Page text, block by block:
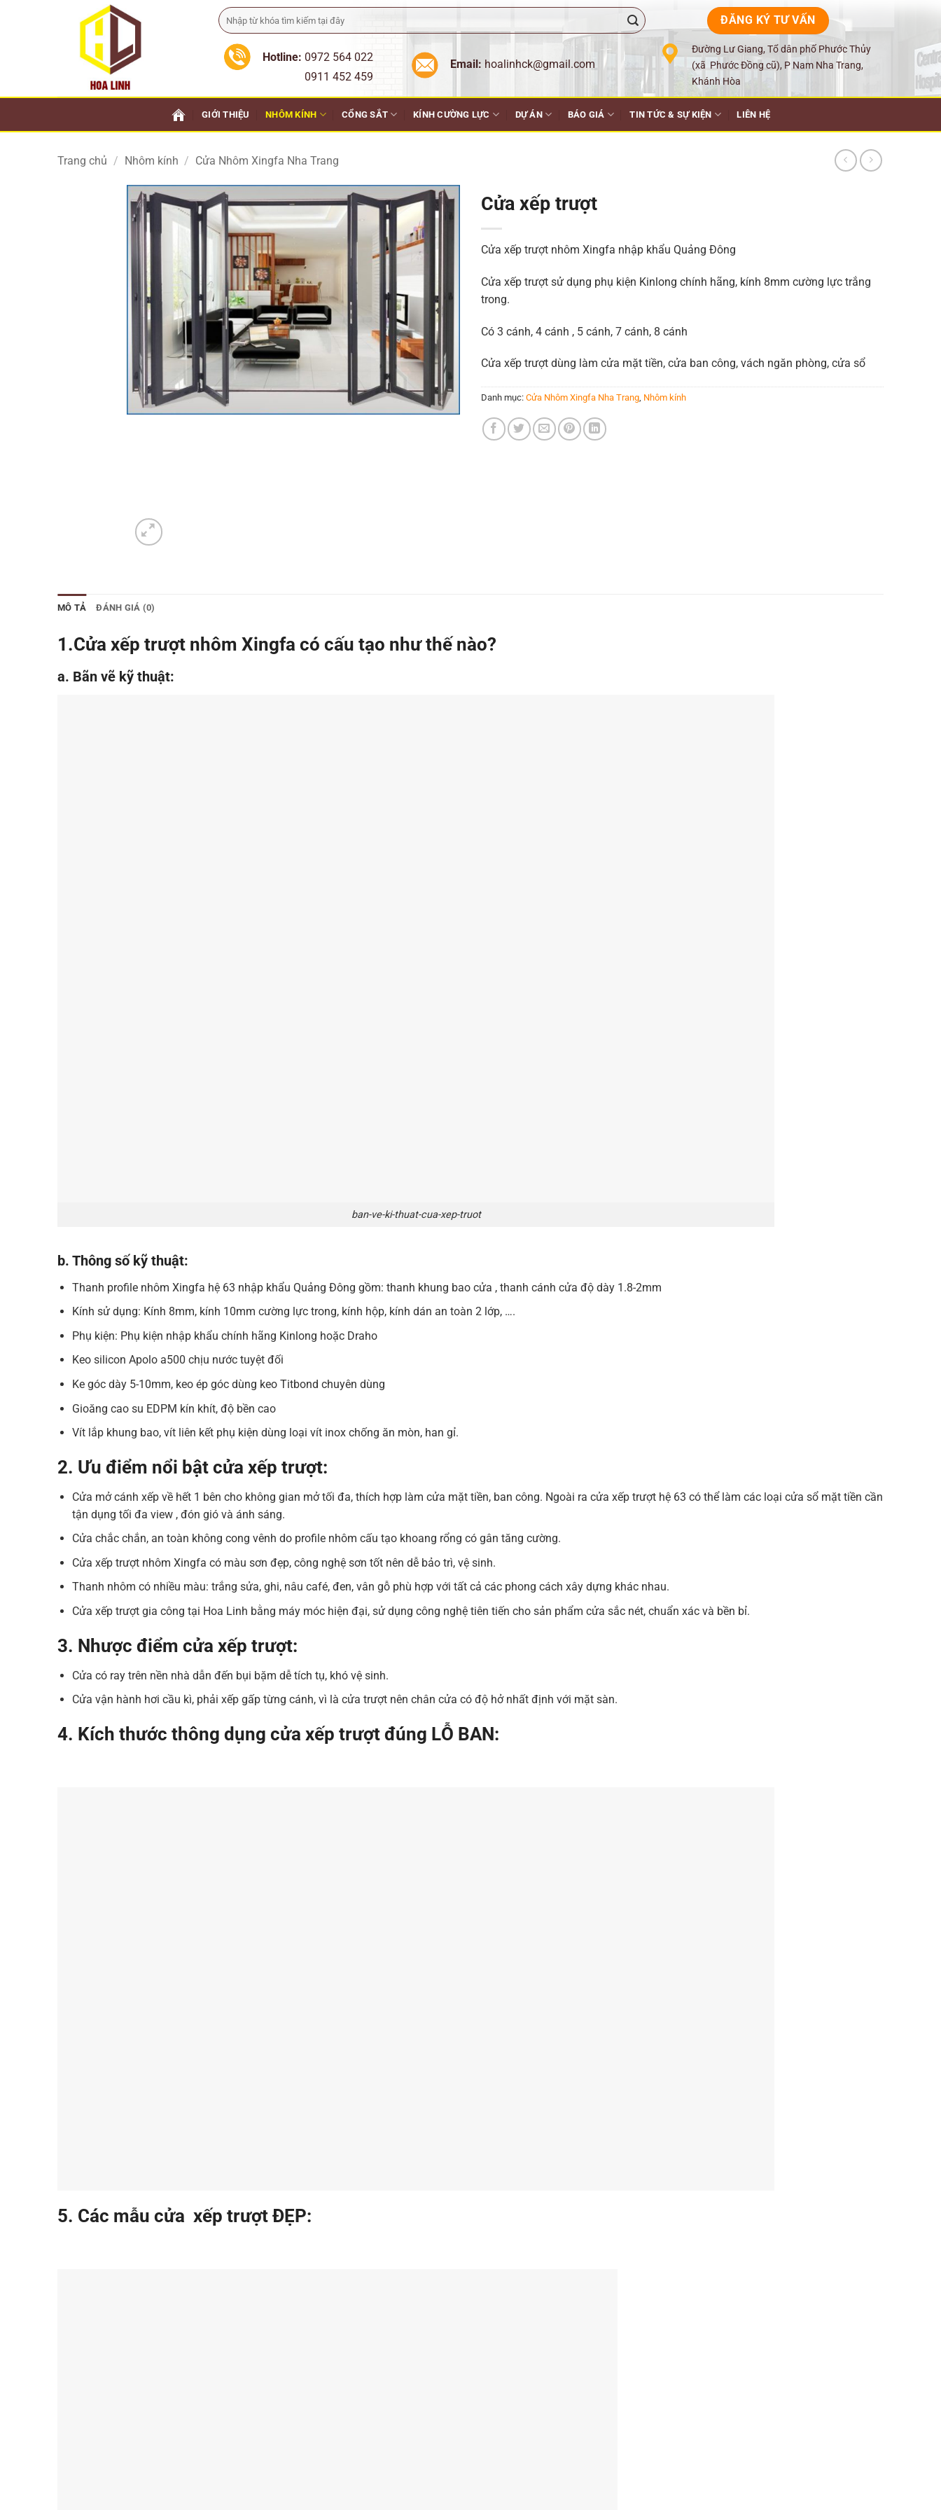
Tìm
kiếm:
Hotline: 0972 564 022
0911 452 459
Email: hoalinhck@gmail.com
ĐĂNG KÝ TƯ VẤN
Đường Lư Giang, Tổ dân phố Phước Thủy
(xã Phước Đồng cũ), P Nam Nha Trang,
Khánh Hòa
GIỚI THIỆU NHÔM KÍNH CỔNG SẮT KÍNH CƯỜNG LỰC DỰ ÁN BÁO GIÁ TIN TỨC & SỰ KIỆN LIÊN HỆ
Trang chủ / Nhôm kính / Cửa Nhôm Xingfa Nha Trang
Cửa xếp trượt
Cửa xếp trượt nhôm Xingfa nhập khẩu Quảng Đông
Cửa xếp trượt sử dụng phụ kiện Kinlong chính hãng, kính 8mm cường lực trắng
trong.
Có 3 cánh, 4 cánh , 5 cánh, 7 cánh, 8 cánh
Cửa xếp trượt dùng làm cửa mặt tiền, cửa ban công, vách ngăn phòng, cửa sổ
Danh mục: Cửa Nhôm Xingfa Nha Trang, Nhôm kính
MÔ TẢ ĐÁNH GIÁ (0)
1.Cửa xếp trượt nhôm Xingfa có cấu tạo như thế nào?
a. Bãn vẽ kỹ thuật:
ban-ve-ki-thuat-cua-xep-truot
b. Thông số kỹ thuật:
Thanh profile nhôm Xingfa hệ 63 nhập khẩu Quảng Đông gồm: thanh khung bao cửa , thanh cánh cửa độ dày 1.8-2mm
Kính sử dụng: Kính 8mm, kính 10mm cường lực trong, kính hộp, kính dán an toàn 2 lớp, ….
Phụ kiện: Phụ kiện nhập khẩu chính hãng Kinlong hoặc Draho
Keo silicon Apolo a500 chịu nước tuyệt đối
Ke góc dày 5-10mm, keo ép góc dùng keo Titbond chuyên dùng
Gioăng cao su EDPM kín khít, độ bền cao
Vít lắp khung bao, vít liên kết phụ kiện dùng loại vít inox chống ăn mòn, han gỉ.
2. Ưu điểm nổi bật cửa xếp trượt:
Cửa mở cánh xếp về hết 1 bên cho không gian mở tối đa, thích hợp làm cửa mặt tiền, ban công. Ngoài ra cửa xếp trượt hệ 63 có thể làm các loại cửa sổ mặt tiền cần
tận dụng tối đa view , đón gió và ánh sáng.
Cửa chắc chắn, an toàn không cong vênh do profile nhôm cấu tạo khoang rổng có gân tăng cường.
Cửa xếp trượt nhôm Xingfa có màu sơn đẹp, công nghệ sơn tốt nên dễ bảo trì, vệ sinh.
Thanh nhôm có nhiều màu: trắng sửa, ghi, nâu café, đen, vân gỗ phù hợp với tất cả các phong cách xây dựng khác nhau.
Cửa xếp trượt gia công tại Hoa Linh bằng máy móc hiện đại, sử dụng công nghệ tiên tiến cho sản phẩm cửa sắc nét, chuẩn xác và bền bỉ.
3. Nhược điểm cửa xếp trượt:
Cửa có ray trên nền nhà dẫn đến bụi bặm dễ tích tụ, khó vệ sinh.
Cửa vận hành hơi cầu kì, phải xếp gấp từng cánh, vì là cửa trượt nên chân cửa có độ hở nhất định với mặt sàn.
4. Kích thước thông dụng cửa xếp trượt đúng LỖ BAN:
5. Các mẫu cửa xếp trượt ĐẸP: